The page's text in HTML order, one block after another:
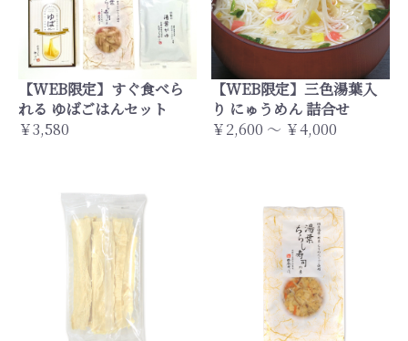
【WEB限定】すぐ食べら
れる ゆばごはんセット
￥3,580
【WEB限定】三色湯葉入
り にゅうめん 詰合せ
￥2,600 ～ ￥4,000